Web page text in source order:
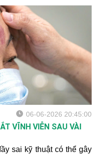
trị.
06-06-2026 20:45:00
VĨNH VIỄN SAU VÀI
sai kỹ thuật có thể gây